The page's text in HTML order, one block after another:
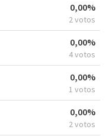
0,00%
2 votos
0,00%
4 votos
0,00%
1 votos
0,00%
2 votos